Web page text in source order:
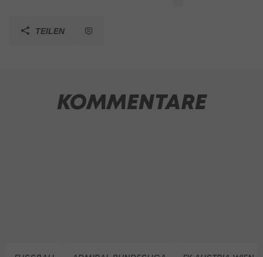
TEILEN
KOMMENTARE